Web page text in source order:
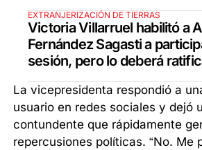
EXTRANJERIZACIÓN DE TIERRAS
Victoria Villarruel habilitó a
Fernández Sagasti a
sesión, pero lo deberá
La vicepresidenta respondió a
usuario en redes sociales y dejó
contundente que rápidamente
repercusiones políticas. “No. Me